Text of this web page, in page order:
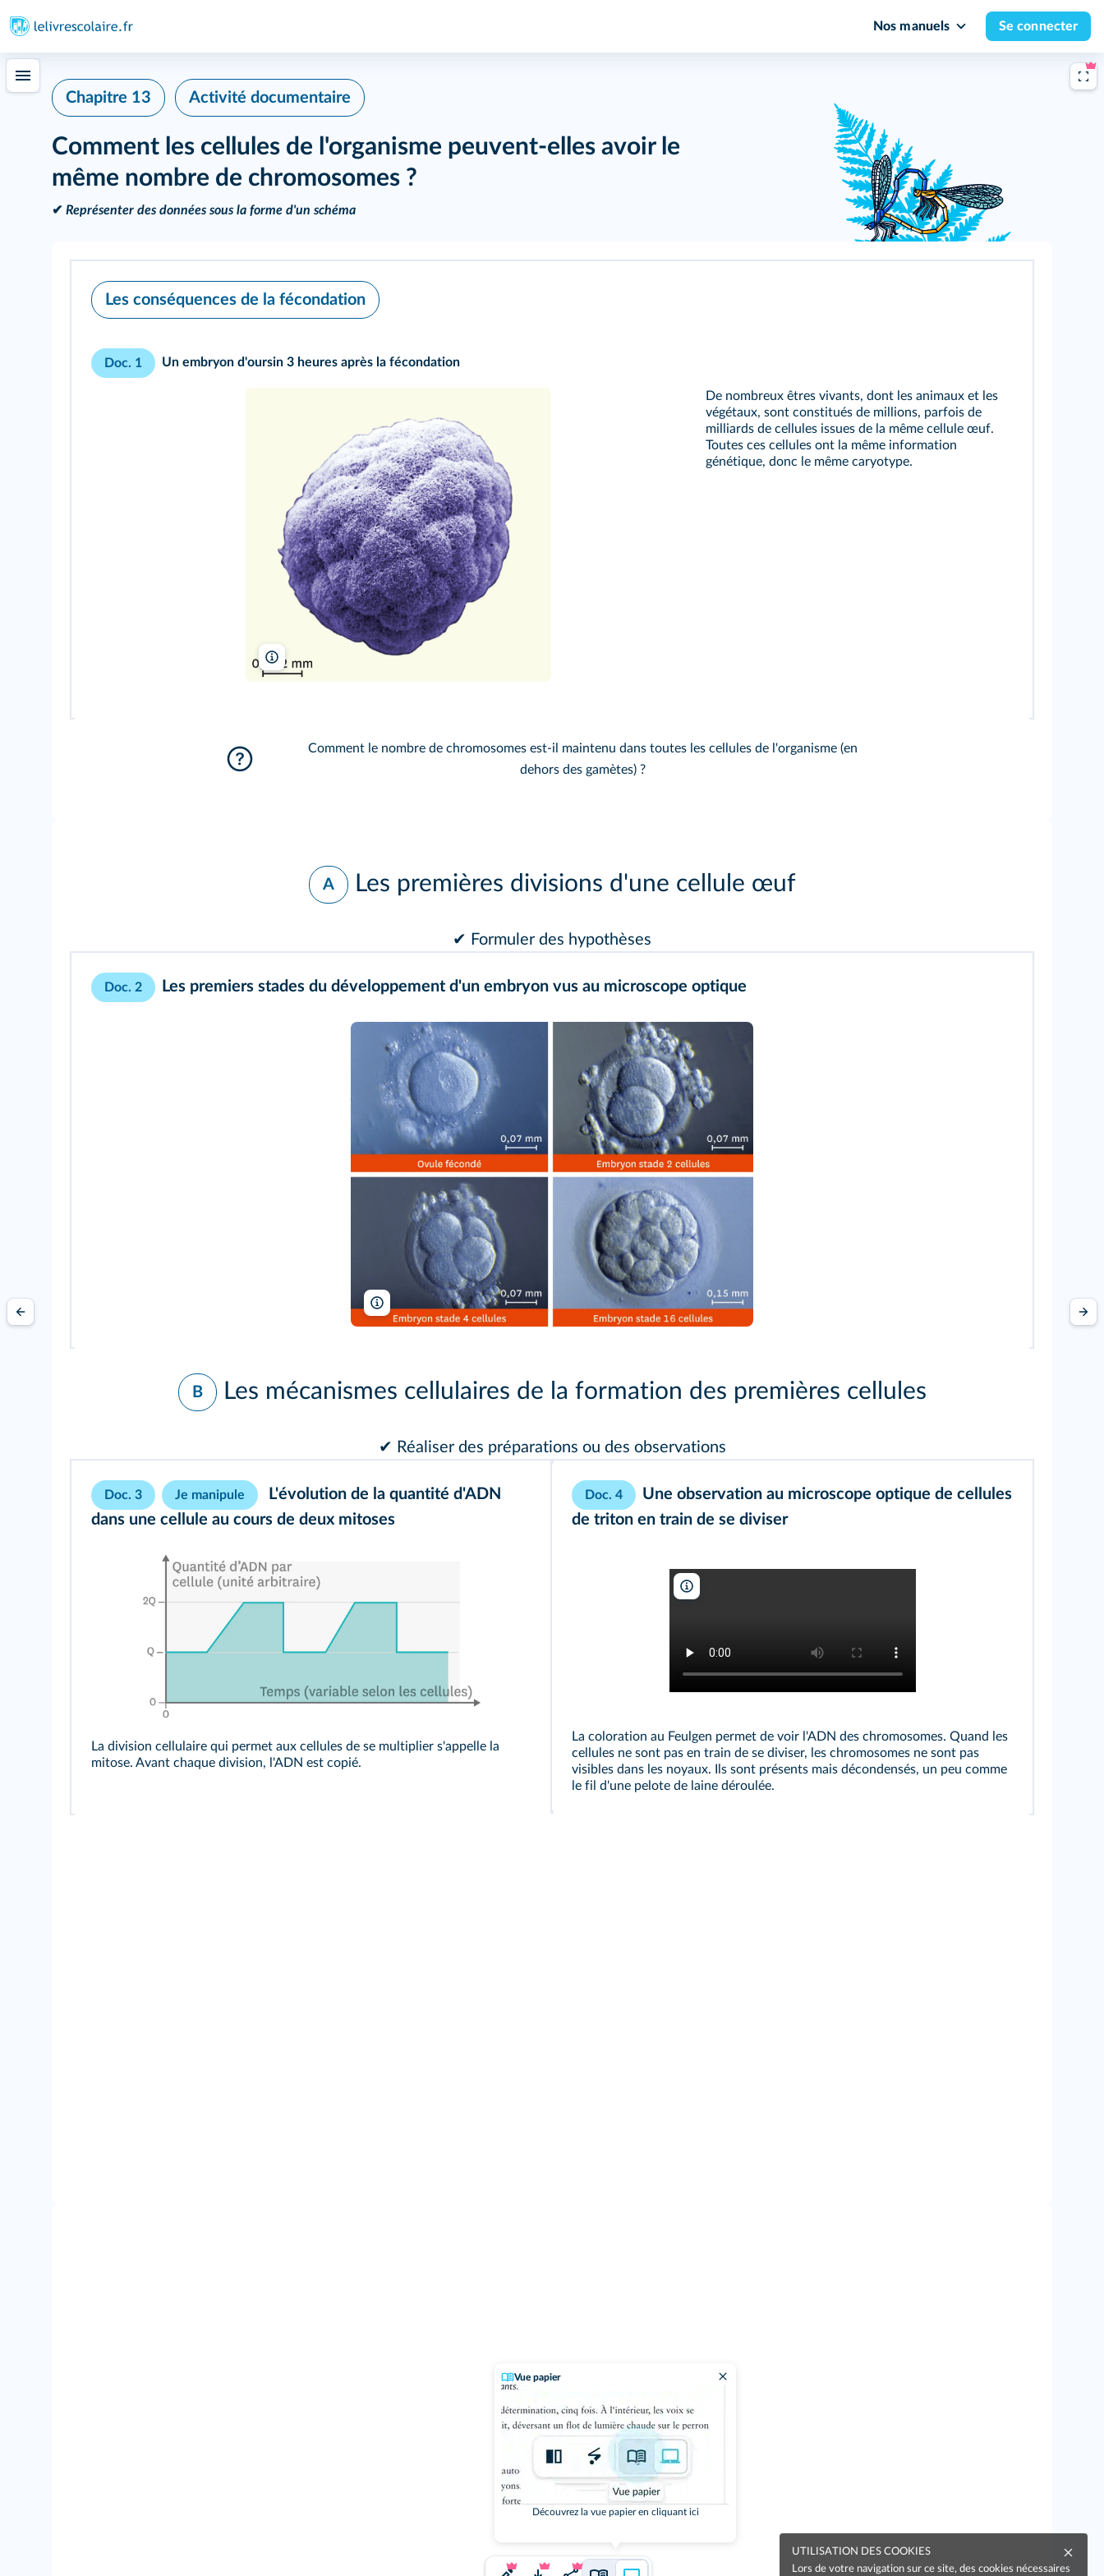
Nos manuels Se connecter
Vue papier
Découvrez la vue papier en cliquant ici
Chapitre 13 Activité documentaire
Comment les cellules de l'organisme peuvent-elles avoir le
même nombre de chromosomes ?
✔ Représenter des données sous la forme d'un schéma
Les conséquences de la fécondation
Doc. 1 Un embryon d'oursin 3 heures après la fécondation
Dr David M Phillips/BSIP
De nombreux êtres vivants, dont les animaux et les
végétaux, sont constitués de millions, parfois de
milliards de cellules issues de la même cellule œuf.
Toutes ces cellules ont la même information
génétique, donc le même caryotype.
Comment le nombre de chromosomes est-il maintenu dans toutes les cellules de l'organisme (en
dehors des gamètes) ?
A Les premières divisions d'une cellule œuf
✔ Formuler des hypothèses
Doc. 2 Les premiers stades du développement d'un embryon vus au microscope optique
Pascal Goetgheluck/ISM
B Les mécanismes cellulaires de la formation des premières cellules
✔ Réaliser des préparations ou des observations
Doc. 3 Je manipule
L'évolution de la quantité d'ADN
dans une cellule au cours de deux mitoses
La division cellulaire qui permet aux cellules de se multiplier s'appelle la
mitose. Avant chaque division, l'ADN est copié.
Doc. 4
Une observation au microscope optique de cellules
de triton en train de se diviser
La coloration au Feulgen permet de voir l'ADN des chromosomes. Quand les
cellules ne sont pas en train de se diviser, les chromosomes ne sont pas
visibles dans les noyaux. Ils sont présents mais décondensés, un peu comme
le fil d'une pelote de laine déroulée.
UTILISATION DES COOKIES
Lors de votre navigation sur ce site, des cookies nécessaires